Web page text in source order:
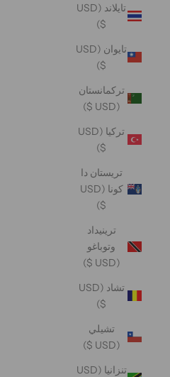
تايلاند (USD
$)
تايوان (USD
$)
تركمانستان
(USD $)
تركيا (USD
$)
تريستان دا
كونا (USD
$)
ترينيداد
وتوباغو
(USD $)
تشاد (USD
$)
تشيلي
(USD $)
تنزانيا (USD